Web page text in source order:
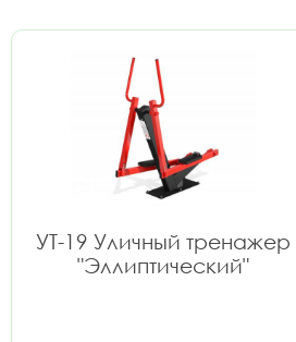
УТ-19 Уличный тренажер
"Эллиптический"